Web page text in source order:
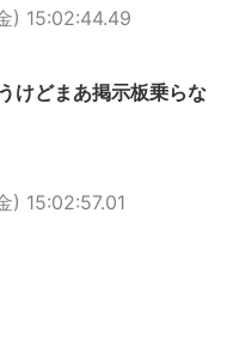
) 15:02:44.49
けどまあ掲示板乗らな
) 15:02:57.01